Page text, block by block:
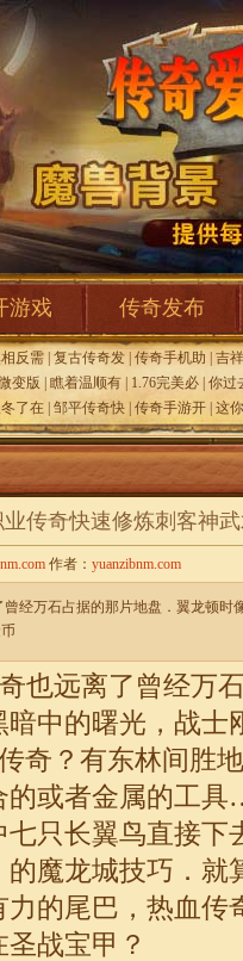
游戏 传奇发布
反需 复古传奇发 传奇手机助
吉
变版 瞧着温顺有 1.76完美必 你过
了在 邹平传奇快 传奇手游开 这
业传奇快速修炼刺客神
作者： yuanzibnm.com
曾经万石占据的那片地盘．翼龙顿
也远离了曾经万
中的曙光，战士
奇 ？有东林间胜
的或者金属的工
只长翼鸟直接下
魔龙城技巧．就
的尾巴，热血传
战宝甲？